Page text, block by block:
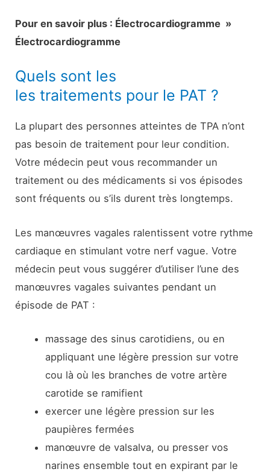
Pour en savoir plus : Électrocardiogramme »
Électrocardiogramme
Quels sont les
les traitements pour le PAT ?
La plupart des personnes atteintes de TPA n’ont
pas besoin de traitement pour leur condition.
Votre médecin peut vous recommander un
traitement ou des médicaments si vos épisodes
sont fréquents ou s’ils durent très longtemps.
Les manœuvres vagales ralentissent votre rythme
cardiaque en stimulant votre nerf vague. Votre
médecin peut vous suggérer d’utiliser l’une des
manœuvres vagales suivantes pendant un
épisode de PAT :
massage des sinus carotidiens, ou en
appliquant une légère pression sur votre
cou là où les branches de votre artère
carotide se ramifient
exercer une légère pression sur les
paupières fermées
manœuvre de valsalva, ou presser vos
narines ensemble tout en expirant par le